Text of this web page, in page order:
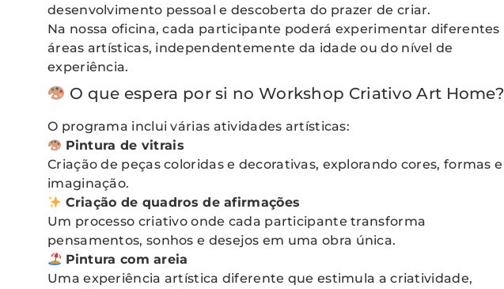
desenvolvimento pessoal e descoberta do prazer de criar.
Na nossa oficina, cada participante poderá experimentar diferentes
áreas artísticas, independentemente da idade ou do nível de
experiência.
O que espera por si no Workshop Criativo Art Home?
O programa inclui várias atividades artísticas:
Pintura de vitrais
Criação de peças coloridas e decorativas, explorando cores, formas e
imaginação.
Criação de quadros de afirmações
Um processo criativo onde cada participante transforma
pensamentos, sonhos e desejos em uma obra única.
Pintura com areia
Uma experiência artística diferente que estimula a criatividade,